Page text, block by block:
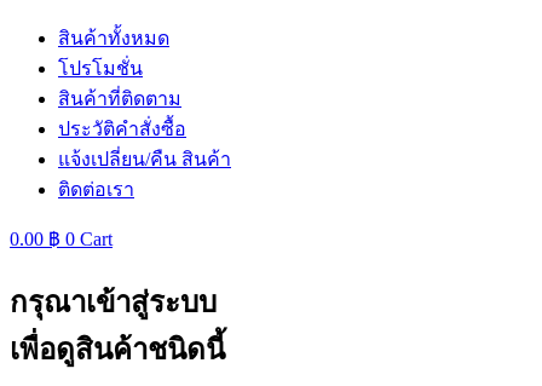
สินค้าทั้งหมด
โปรโมชั่น
สินค้าที่ติดตาม
ประวัติคำสั่งซื้อ
แจ้งเปลี่ยน/คืน สินค้า
ติดต่อเรา
0.00 ฿ 0 Cart
กรุณาเข้าสู่ระบบ
เพื่อดูสินค้าชนิดนี้